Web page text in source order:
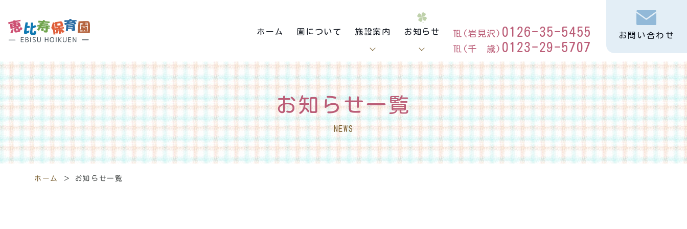
ホーム 園について 施設案内 お知らせ ℡(岩見沢) 0126-35-5455
℡(千 歳) 0123-29-5707
お問い合わせ
お知らせ一覧
NEWS
ホーム ＞ お知らせ一覧